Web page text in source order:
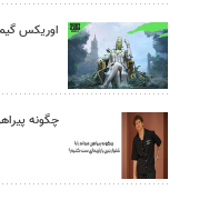
اوریکس
چگونه